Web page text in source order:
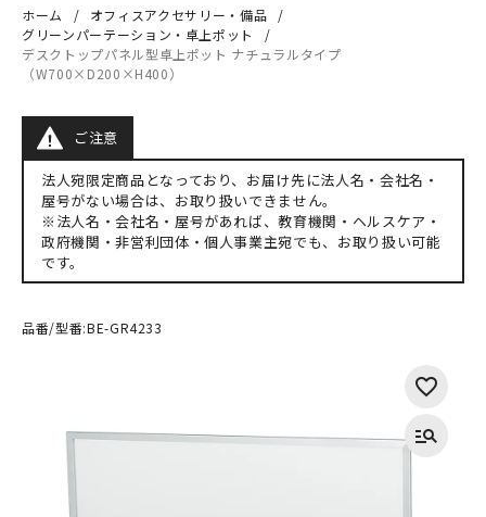
ホーム
オフィスアクセサリー・備品
グリーンパーテーション・卓上ポット
デスクトップパネル型卓上ポット ナチュラルタイプ
（W700×D200×H400）
ご注意
法人宛限定商品となっており、お届け先に法人名・会社名・
屋号がない場合は、お取り扱いできません。
※法人名・会社名・屋号があれば、教育機関・ヘルスケア・
政府機関・非営利団体・個人事業主宛でも、お取り扱い可能
です。
品番/型番:BE-GR4233